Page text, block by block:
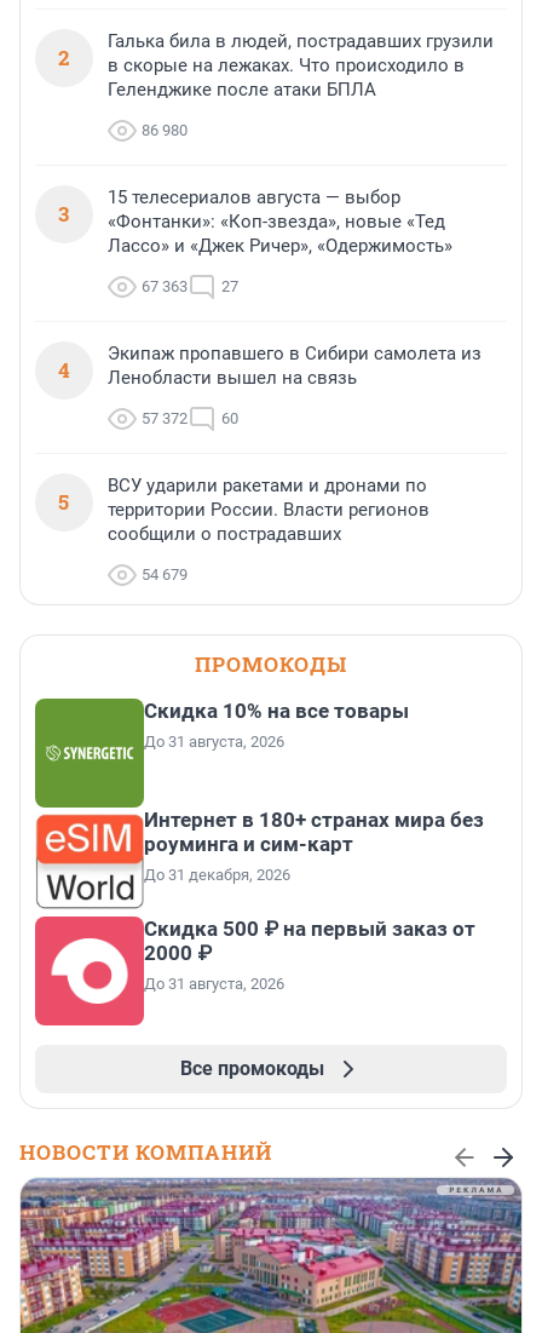
2
Галька била в людей, пострадавших грузили
в скорые на лежаках. Что происходило в
Геленджике после атаки БПЛА
86 980
3
15 телесериалов августа — выбор
«Фонтанки»: «Коп-звезда», новые «Тед
Лассо» и «Джек Ричер», «Одержимость»
67 363 27
4
Экипаж пропавшего в Сибири самолета из
Ленобласти вышел на связь
57 372 60
5
ВСУ ударили ракетами и дронами по
территории России. Власти регионов
сообщили о пострадавших
54 679
ПРОМОКОДЫ
Скидка 10% на все товары
До 31 августа, 2026
Интернет в 180+ странах мира без
роуминга и сим-карт
До 31 декабря, 2026
Скидка 500 ₽ на первый заказ от
2000 ₽
До 31 августа, 2026
Все промокоды
НОВОСТИ КОМПАНИЙ